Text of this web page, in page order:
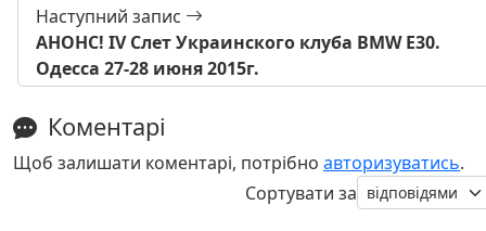
Наступний запис
АНОНС! IV Слет Украинского клуба BMW E30.
Одесса 27-28 июня 2015г.
Коментарі
Щоб залишати коментарі, потрібно авторизуватись.
Сортувати за